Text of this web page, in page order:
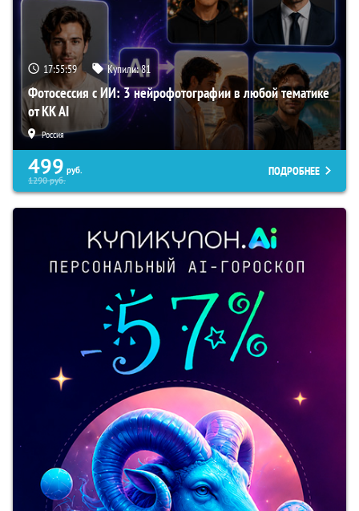
17:55:58 Купили:81
Фотосессия с ИИ: 3 нейрофотографии в любой тематике
от KK AI
Россия
499 руб.
1290руб.
ПОДРОБНЕЕ